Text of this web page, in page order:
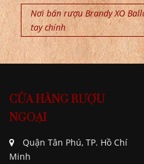
Nơi bán rượu Brandy XO
tay chính
CỬA HÀNG RƯỢU
NGOẠI
Quận Tân Phú, TP. Hồ Chí
Minh